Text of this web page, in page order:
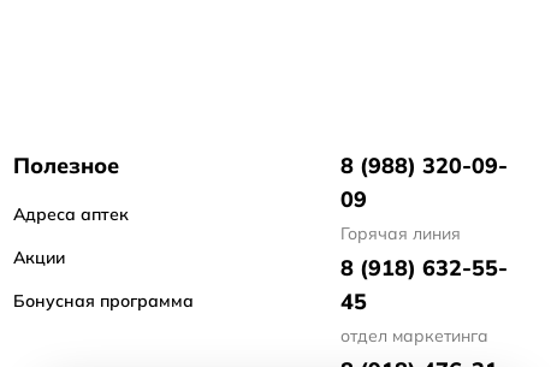
Полезное
Адреса аптек
Акции
Бонусная программа
8 (988) 320-09-
09
Горячая линия
8 (918) 632-55-
45
отдел маркетинга